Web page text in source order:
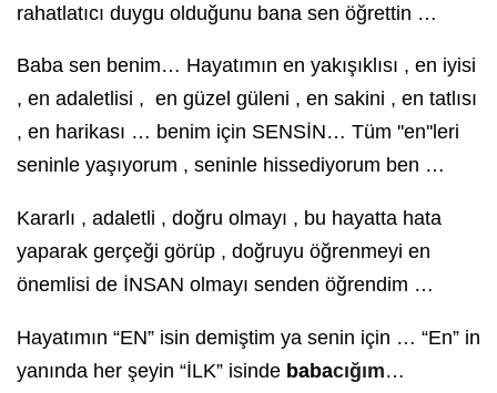
rahatlatıcı duygu olduğunu bana sen öğrettin …
Baba sen benim… Hayatımın en yakışıklısı , en iyisi
, en adaletlisi , en güzel güleni , en sakini , en tatlısı
, en harikası … benim için SENSİN… Tüm ''en''leri
seninle yaşıyorum , seninle hissediyorum ben …
Kararlı , adaletli , doğru olmayı , bu hayatta hata
yaparak gerçeği görüp , doğruyu öğrenmeyi en
önemlisi de İNSAN olmayı senden öğrendim …
Hayatımın “EN” isin demiştim ya senin için … “En” in
yanında her şeyin “İLK” isinde babacığım…